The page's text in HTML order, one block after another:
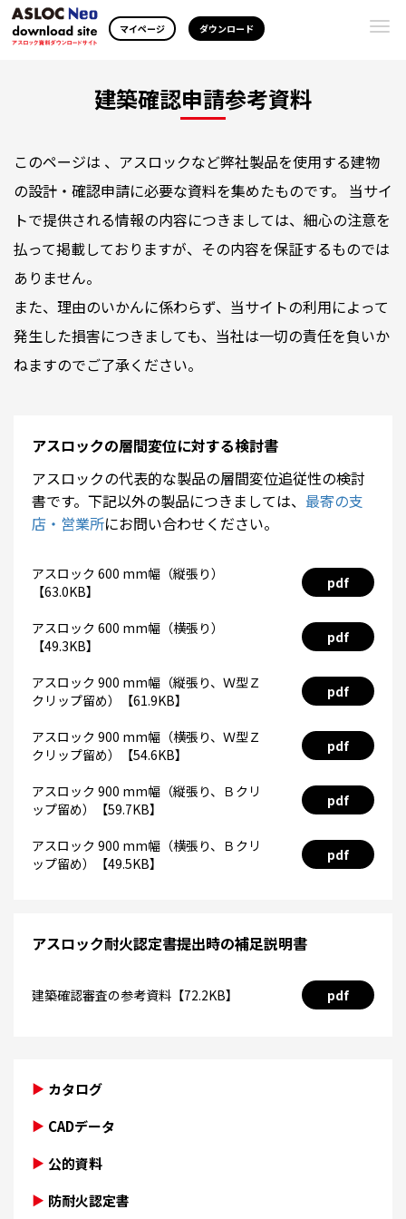
マイページ ダウンロード
建築確認申請参考資料
このページは 、アスロックなど弊社製品を使用する建物
の設計・確認申請に必要な資料を集めたものです。 当サイ
トで提供される情報の内容につきましては、細心の注意を
払って掲載しておりますが、その内容を保証するものでは
ありません。
また、理由のいかんに係わらず、当サイトの利用によって
発生した損害につきましても、当社は一切の責任を負いか
ねますのでご了承ください。
アスロックの層間変位に対する検討書
アスロックの代表的な製品の層間変位追従性の検討
書です。下記以外の製品につきましては、 最寄の支
店・営業所にお問い合わせください。
アスロック 600 mm幅（縦張り）
【63.0KB】
pdf
アスロック 600 mm幅（横張り）
【49.3KB】
pdf
アスロック 900 mm幅（縦張り、Ｗ型Ｚ
クリップ留め）【61.9KB】
pdf
アスロック 900 mm幅（横張り、Ｗ型Ｚ
クリップ留め）【54.6KB】
pdf
アスロック 900 mm幅（縦張り、Ｂクリ
ップ留め）【59.7KB】
pdf
アスロック 900 mm幅（横張り、Ｂクリ
ップ留め）【49.5KB】
pdf
アスロック耐火認定書提出時の補足説明書
建築確認審査の参考資料【72.2KB】 pdf
カタログ
CADデータ
公的資料
防耐火認定書